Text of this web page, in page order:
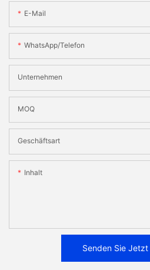
E-Mail
WhatsApp/Telefon
Unternehmen
MOQ
Geschäftsart
Inhalt
Senden Sie